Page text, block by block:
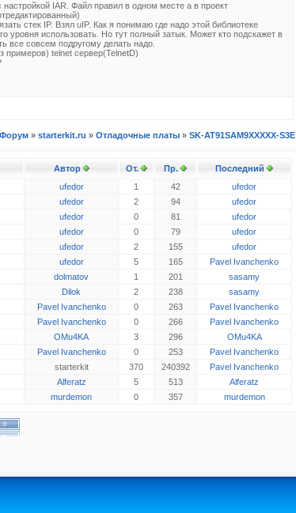
IAR. Файл правил в одном месте а в проект
стек IP. Взял uIP. Как я понимаю где надо этой библиотеке
уровня использовать. Но тут полный затык. Может кто подскажет в
все совсем подругому делать надо.
примеров) telnet сервер(TelnetD)
Форум » starterkit.ru » Отладочные платы » SK-AT91SAM9XXXXX-S3E
Автор От. Пр.
Последний
ufedor 1 42
ufedor
ufedor 2 94
ufedor
ufedor 0 81
ufedor
ufedor 0 79
ufedor
ufedor 2 155
ufedor
ufedor 5 165
Pavel Ivanchenko
dolmatov 1 201
sasamy
Dilok 2 238
sasamy
Pavel Ivanchenko 0 263
Pavel Ivanchenko
Pavel Ivanchenko 0 266
Pavel Ivanchenko
OMu4KA 3 296
OMu4KA
Pavel Ivanchenko 0 253
Pavel Ivanchenko
starterkit 370 240392
Pavel Ivanchenko
Alferatz 5 513
Alferatz
murdemon 0 357 murdemon